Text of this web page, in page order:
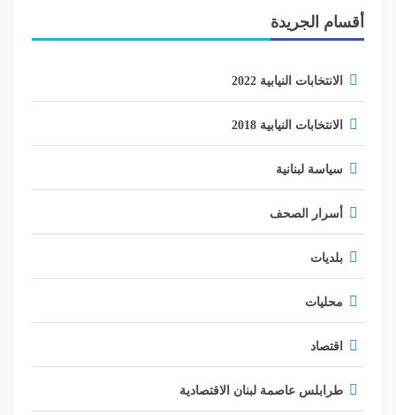
أقسام الجريدة
الانتخابات النيابية 2022
الانتخابات النيابية 2018
سياسة لبنانية
أسرار الصحف
بلديات
محليات
اقتصاد
طرابلس عاصمة لبنان الاقتصادية